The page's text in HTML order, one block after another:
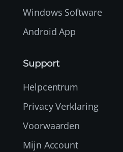
Windows Software
Android App
Support
Helpcentrum
Privacy Verklaring
Voorwaarden
Mijn Account